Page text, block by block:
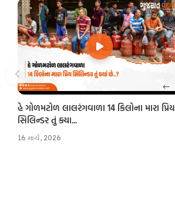
હે ગોળમટોળ લાલરંગવાળા 14 કિલોના મારા પ્રિય
સિલિન્ડર તું ક્યા...
16 માર્ચ, 2026